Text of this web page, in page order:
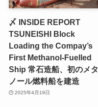
〆 INSIDE REPORT
TSUNEISHI Block
Loading the Compay’s
First Methanol-Fuelled
Ship 常石造船、初のメタ
ノール燃料船を建造
2025年4月19日